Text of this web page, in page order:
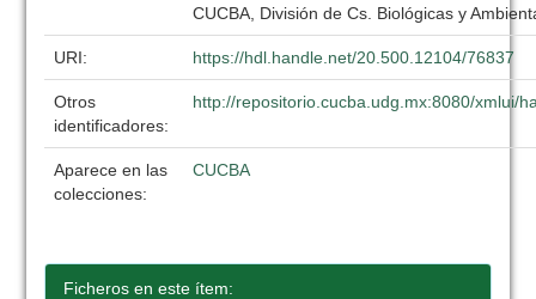
CUCBA, División de Cs. Biológicas y
URI: https://hdl.handle.net/20.500.12104/76837
Otros
identificadores:
http://repositorio.cucba.udg.mx:8080/xmlui/
Aparece en las
colecciones:
CUCBA
Ficheros en este ítem: